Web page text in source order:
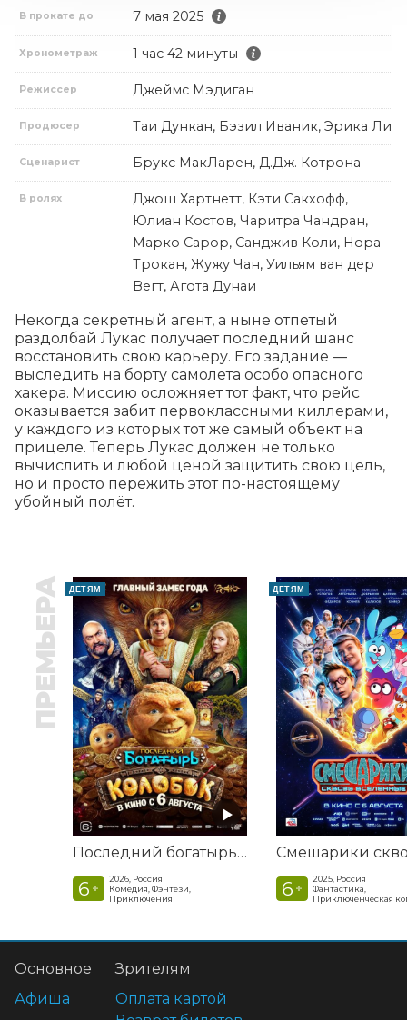
В прокате до 7 мая 2025
Хронометраж 1 час 42 минуты
Режиссер Джеймс Мэдиган
Продюсер Таи Дункан, Бэзил Иваник, Эрика Ли
Сценарист Брукс МакЛарен, Д.Дж. Котрона
В ролях
Джош Хартнетт, Кэти Сакхофф,
Юлиан Костов, Чаритра Чандран,
Марко Сарор, Санджив Коли, Нора
Трокан, Жужу Чан, Уильям ван дер
Вегт, Агота Дунаи
Некогда секретный агент, а ныне отпетый
раздолбай Лукас получает последний шанс
восстановить свою карьеру. Его задание —
выследить на борту самолета особо опасного
хакера. Миссию осложняет тот факт, что рейс
оказывается забит первоклассными киллерами,
у каждого из которых тот же самый объект на
прицеле. Теперь Лукас должен не только
вычислить и любой ценой защитить свою цель,
но и просто пережить этот по-настоящему
убойный полёт.
ПРЕМЬЕРА ДЕТЯМ
Последний богатырь. Колобок
6 +
2026, Россия
Комедия, Фэнтези,
Приключения
ДЕТЯМ
6 +
2025, Россия
Фантастика,
Приключенческая
Основное
Афиша
Зрителям
Оплата картой